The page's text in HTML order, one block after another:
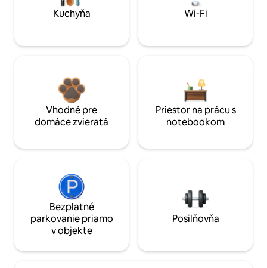
Kuchyňa Wi-Fi
Vhodné pre
domáce zvieratá
Priestor na prácu s
notebookom
Bezplatné
parkovanie priamo
v objekte
Posilňovňa